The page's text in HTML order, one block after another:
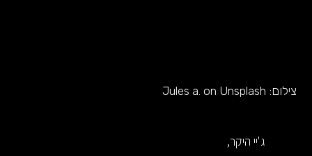
צילום: Jules a. on Unsplash
ג'יי היקר,